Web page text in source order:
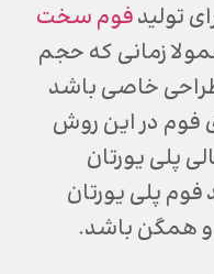
تولیدفوم سخت
زمانی که حجم
طراحی خاصی باشد
در این روش
پلی یورتان
فوم پلی یورتان
و همگن باشد.